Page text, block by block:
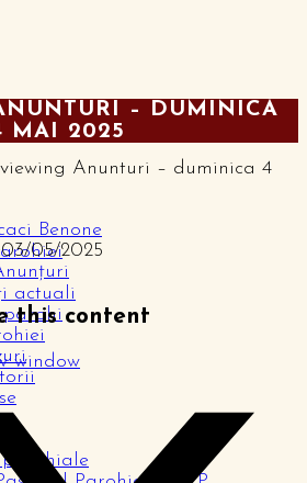
actuali
parohi
– DUMINICA
MAI 2025
Benone
03/05/2025
this content
window